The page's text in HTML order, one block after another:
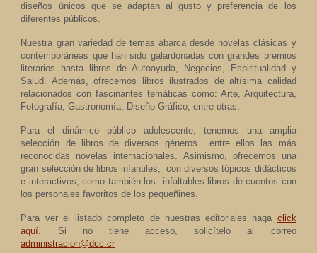
diseños únicos que se adaptan al gusto y preferencia de los
diferentes públicos.
Nuestra gran variedad de temas abarca desde novelas clásicas y
contemporáneas que han sido galardonadas con grandes premios
literarios hasta libros de Autoayuda, Negocios, Espiritualidad y
Salud. Además, ofrecemos libros ilustrados de altísima calidad
relacionados con fascinantes temáticas como: Arte, Arquitectura,
Fotografía, Gastronomía, Diseño Gráfico, entre otras.
Para el dinámico público adolescente, tenemos una amplia
selección de libros de diversos géneros entre ellos las más
reconocidas novelas internacionales. Asimismo, ofrecemos una
gran selección de libros infantiles, con diversos tópicos didácticos
e interactivos, como también los infaltables libros de cuentos con
los personajes favoritos de los pequeñines.
Para ver el listado completo de nuestras editoriales haga click
aquí. Si no tiene acceso, solicítelo al correo
administracion@dcc.cr